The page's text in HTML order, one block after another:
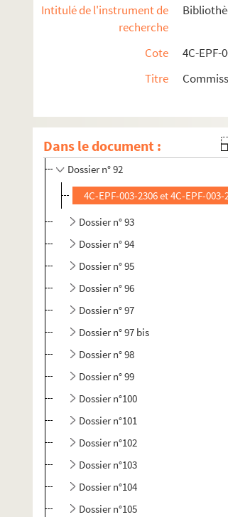
Intitulé de l'instrument de
recherche
Cote
4C-EPF-
Titre
Dans le document :
Dossier n° 84
Dossier n° 90
Dossier n° 91
Dossier n° 92
4C-EPF-003-2306 et 4C-EPF-
Dossier n° 93
Dossier n° 94
Dossier n° 95
Dossier n° 96
Dossier n° 97
Dossier n° 97 bis
Dossier n° 98
Dossier n° 99
Dossier n°100
Dossier n°101
Dossier n°102
Dossier n°103
Dossier n°104
Dossier n°105